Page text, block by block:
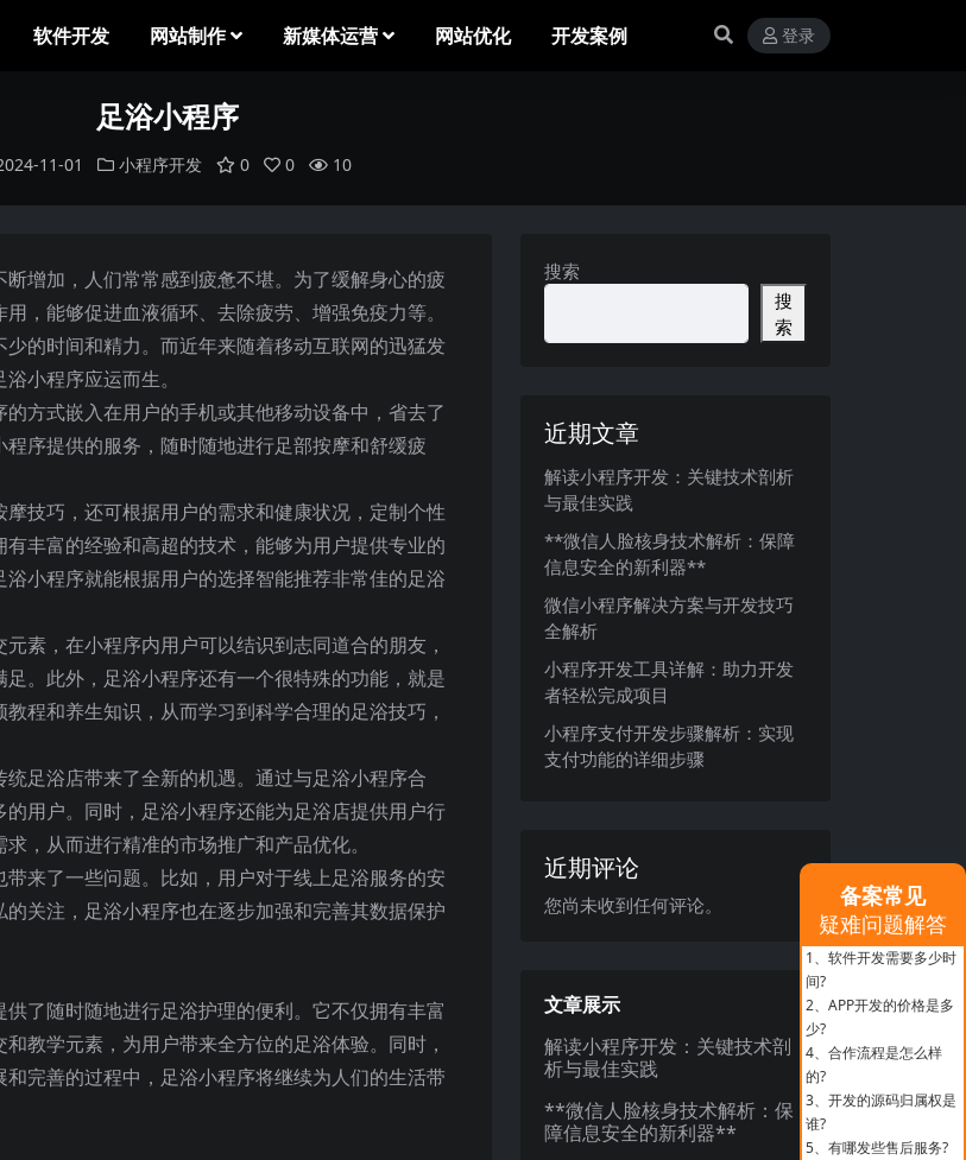
软件开发 网站制作 新媒体运营 网站优化 开发案例 登录
足浴小程序
11-01 小程序开发 0 0 10
增加，人们常常感到疲惫不堪。为了缓解身心的疲
，能够促进血液循环、去除疲劳、增强免疫力等。
的时间和精力。而近年来随着移动互联网的迅猛发
小程序应运而生。
方式嵌入在用户的手机或其他移动设备中，省去了
序提供的服务，随时随地进行足部按摩和舒缓疲
技巧，还可根据用户的需求和健康状况，定制个性
丰富的经验和高超的技术，能够为用户提供专业的
小程序就能根据用户的选择智能推荐非常佳的足浴
素，在小程序内用户可以结识到志同道合的朋友，
。此外，足浴小程序还有一个很特殊的功能，就是
程和养生知识，从而学习到科学合理的足浴技巧，
足浴店带来了全新的机遇。通过与足浴小程序合
用户。同时，足浴小程序还能为足浴店提供用户行
，从而进行精准的市场推广和产品优化。
来了一些问题。比如，用户对于线上足浴服务的安
关注，足浴小程序也在逐步加强和完善其数据保护
了随时随地进行足浴护理的便利。它不仅拥有丰富
教学元素，为用户带来全方位的足浴体验。同时，
完善的过程中，足浴小程序将继续为人们的生活带
搜索
搜
索
近期文章
解读小程序开发：关键技术剖析
与最佳实践
**微信人脸核身技术解析：保障
信息安全的新利器**
微信小程序解决方案与开发技巧
全解析
小程序开发工具详解：助力开发
者轻松完成项目
小程序支付开发步骤解析：实现
支付功能的详细步骤
近期评论
您尚未收到任何评论。
文章展示
解读小程序开发：关键技术剖
析与最佳实践
**微信人脸核身技术解析：保
障信息安全的新利器**
备案常见
疑难问题解答
1、 软件开发需要多少时
间?
2、 APP开发的价格是多
少?
4、 合作流程是怎么样
的?
3、 开发的源码归属权是
谁?
5、 有哪发些售后服务?